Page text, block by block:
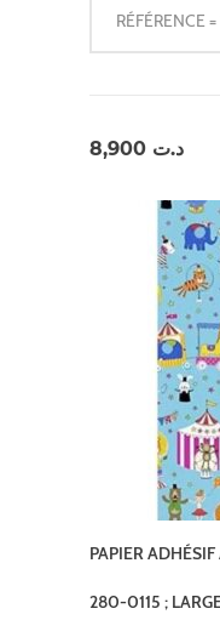
RÉFÉRENCE
د.ت
PAPIER
280-0115 ;